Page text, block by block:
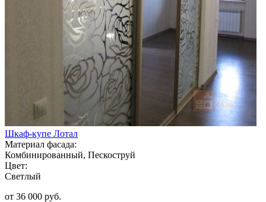
Шкаф-купе Лотал
Материал фасада:
Комбинированный, Пескоструй
Цвет:
Светлый
от 36 000 руб.